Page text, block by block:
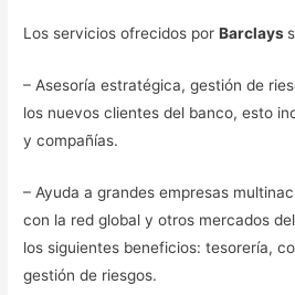
Los servicios ofrecidos porBarclays
– Asesoría estratégica, gestión de
los nuevos clientes del banco, esto
y compañías.
– Ayuda a grandes empresas
con la red global y otros mercados
los siguientes beneficios: tesorería,
gestión de riesgos.